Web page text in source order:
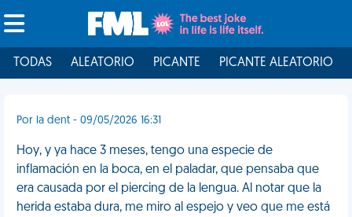
TODAS ALEATORIO PICANTE PICANTE ALEATORIO
Por la dent - 09/05/2026 16:31
Hoy, y ya hace 3 meses, tengo una especie de
inflamación en la boca, en el paladar, que pensaba que
era causada por el piercing de la lengua. Al notar que la
herida estaba dura, me miro al espejo y veo que me está